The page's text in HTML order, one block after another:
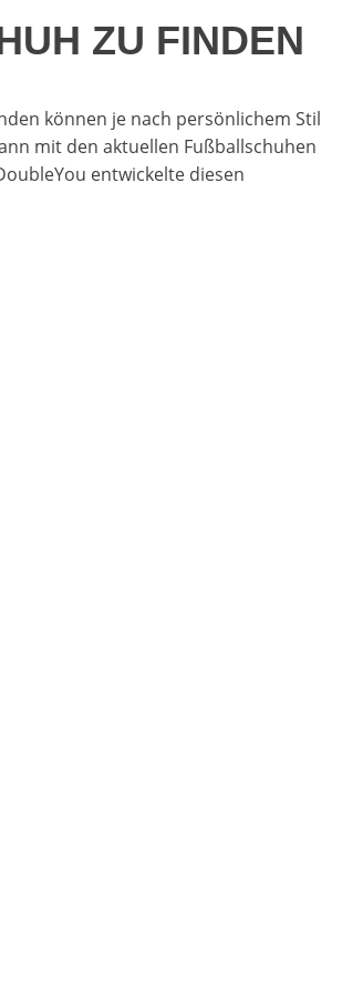
ZU FINDEN
können je nach persönlichem Stil
mit den aktuellen Fußballschuhen
entwickelte diesen